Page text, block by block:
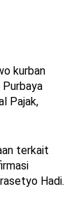
kurban
Purbaya
Pajak,
terkait
Hadi.